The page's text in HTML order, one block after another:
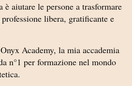
aiutare le persone a trasformare
libera, gratificante e
Academy, la mia accademia
n°1 per formazione nel mondo